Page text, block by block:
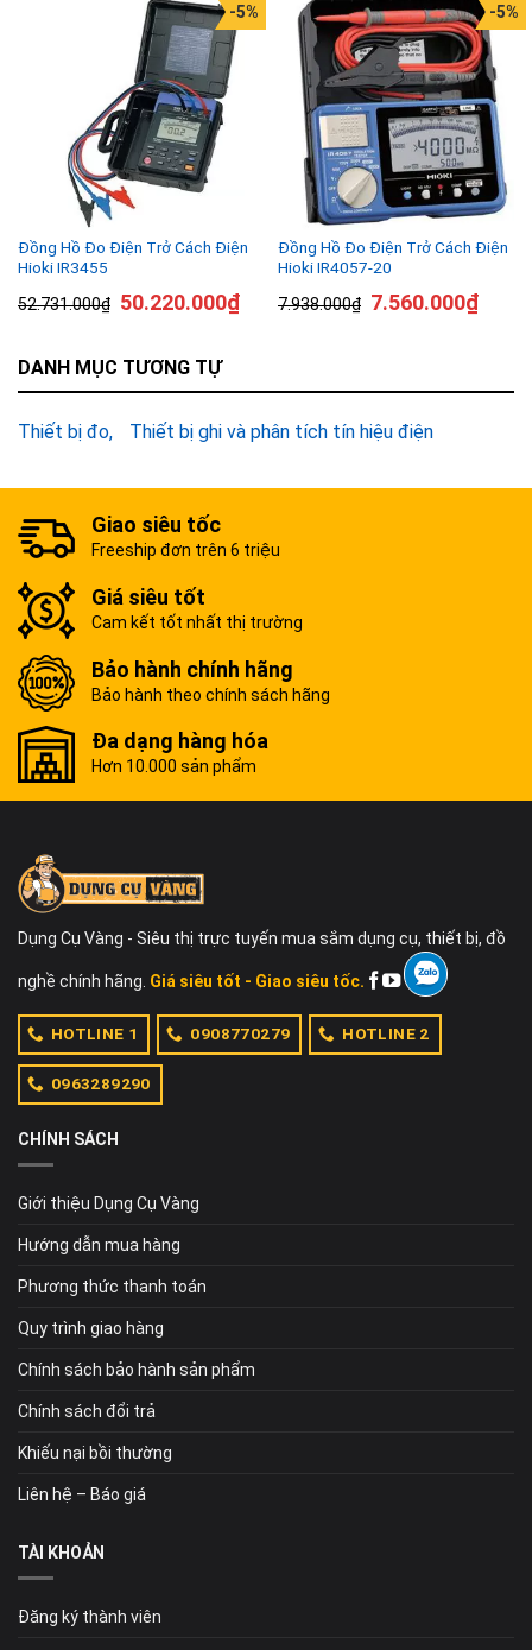
Đồng Hồ Đo Điện Trở Cách Điện
Hioki IR3455
52.731.000₫
-5%
50.220.000₫
Đồng Hồ Đo Điện Trở Cách Điện
Hioki IR4057-20
7.938.000₫
-5%
7.560.000₫
DANH MỤC TƯƠNG TỰ
Thiết bị đo Thiết bị ghi và phân tích tín hiệu điện
Giao siêu tốc
Freeship đơn trên 6 triệu
Giá siêu tốt
Cam kết tốt nhất thị trường
Bảo hành chính hãng
Bảo hành theo chính sách hãng
Đa dạng hàng hóa
Hơn 10.000 sản phẩm
Dụng Cụ Vàng - Siêu thị trực tuyến mua sắm dụng cụ, thiết bị, đồ
nghề chính hãng. Giá siêu tốt - Giao siêu tốc.
HOTLINE 1 0908770279 HOTLINE 2
0963289290
CHÍNH SÁCH
Giới thiệu Dụng Cụ Vàng
Hướng dẫn mua hàng
Phương thức thanh toán
Quy trình giao hàng
Chính sách bảo hành sản phẩm
Chính sách đổi trả
Khiếu nại bồi thường
Liên hệ – Báo giá
TÀI KHOẢN
Đăng ký thành viên